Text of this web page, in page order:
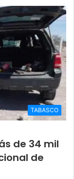
TABASCO
de 34 mil
de